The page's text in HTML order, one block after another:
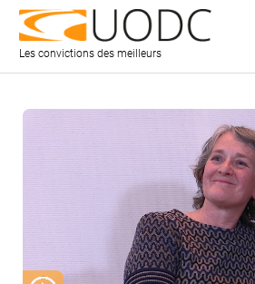
Les convictions des meilleurs